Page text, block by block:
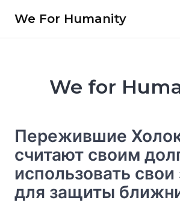
We For Humanity
We for
Пережившие
считают своим
использовать свои
для защиты